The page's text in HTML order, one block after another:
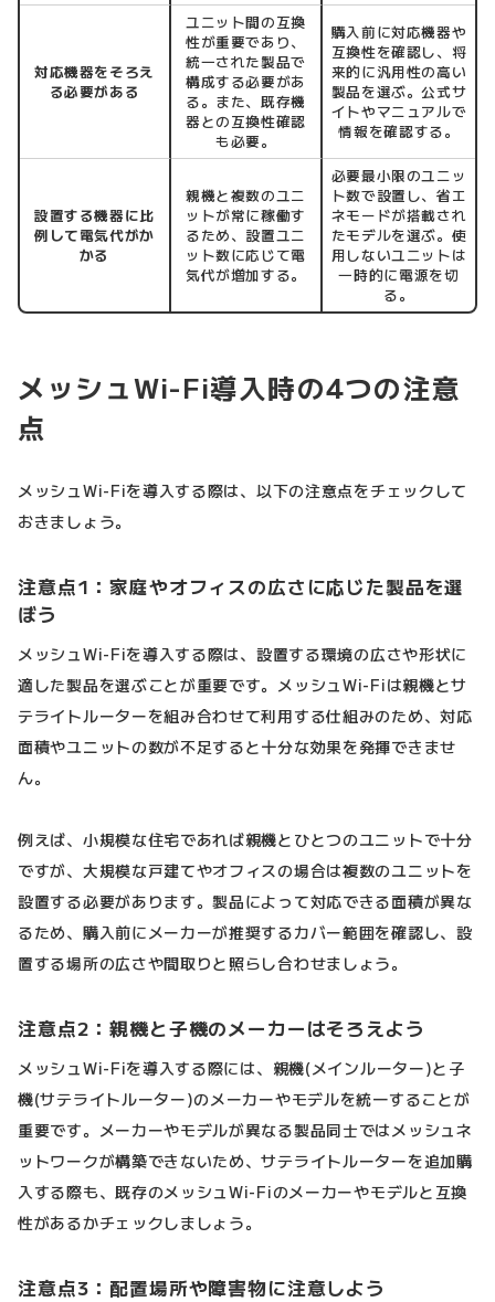
対応機器をそろえ
る必要がある
ユニット間の互換
性が重要であり、
統一された製品で
構成する必要があ
る。また、既存機
器との互換性確認
も必要。
購入前に対応機器や
互換性を確認し、将
来的に汎用性の高い
製品を選ぶ。公式サ
イトやマニュアルで
情報を確認する。
設置する機器に比
例して電気代がか
かる
親機と複数のユニ
ットが常に稼働す
るため、設置ユニ
ット数に応じて電
気代が増加する。
必要最小限のユニッ
ト数で設置し、省エ
ネモードが搭載され
たモデルを選ぶ。使
用しないユニットは
一時的に電源を切
る。
メッシュWi-Fi導入時の4つの注意
点
メッシュWi-Fiを導入する際は、以下の注意点をチェックして
おきましょう。
注意点1：家庭やオフィスの広さに応じた製品を選
ぼう
メッシュWi-Fiを導入する際は、設置する環境の広さや形状に
適した製品を選ぶことが重要です。メッシュWi-Fiは親機とサ
テライトルーターを組み合わせて利用する仕組みのため、対応
面積やユニットの数が不足すると十分な効果を発揮できませ
ん。
例えば、小規模な住宅であれば親機とひとつのユニットで十分
ですが、大規模な戸建てやオフィスの場合は複数のユニットを
設置する必要があります。製品によって対応できる面積が異な
るため、購入前にメーカーが推奨するカバー範囲を確認し、設
置する場所の広さや間取りと照らし合わせましょう。
注意点2：親機と子機のメーカーはそろえよう
メッシュWi-Fiを導入する際には、親機(メインルーター)と子
機(サテライトルーター)のメーカーやモデルを統一することが
重要です。メーカーやモデルが異なる製品同士ではメッシュネ
ットワークが構築できないため、サテライトルーターを追加購
入する際も、既存のメッシュWi-Fiのメーカーやモデルと互換
性があるかチェックしましょう。
注意点3：配置場所や障害物に注意しよう